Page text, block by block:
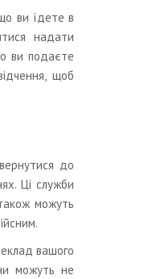
ви їдете в
надати
ви подаєте
щоб
до
Ці служби
можуть
вашого
можуть не